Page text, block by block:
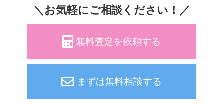
＼お気軽にご相談ください！／
無料査定を依頼する
まずは無料相談する